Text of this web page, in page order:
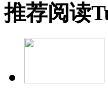
推荐阅读